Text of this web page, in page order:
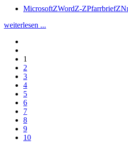
MicrosoftZWordZ-
weiterlesen ...
1
2
3
4
5
6
7
8
9
10